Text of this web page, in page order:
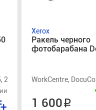
260, 252, 250, 242, 240
Xerox
Ракель черного
фотобарабана
WorkCentre,
1 600 ₽